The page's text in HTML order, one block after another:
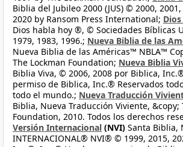
Biblia del Jubileo 2000 (JUS) © 2000,
2020 by Ransom Press International;
Dios habla hoy ®, © Sociedades Bíblicas
1979, 1983, 1996.; Nueva Biblia de las
Nueva Biblia de las Américas™ NBLA™
The Lockman Foundation; Nueva Biblia
Biblia Viva, © 2006, 2008 por Biblica,
permiso de Biblica, Inc.® Reservados
todo el mundo.; Nueva Traducción
Biblia, Nueva Traducción Viviente, &copy;
Foundation, 2010. Todos los derechos
Versión Internacional (NVI) Santa Biblia,
INTERNACIONAL® NVI® © 1999, 2015,